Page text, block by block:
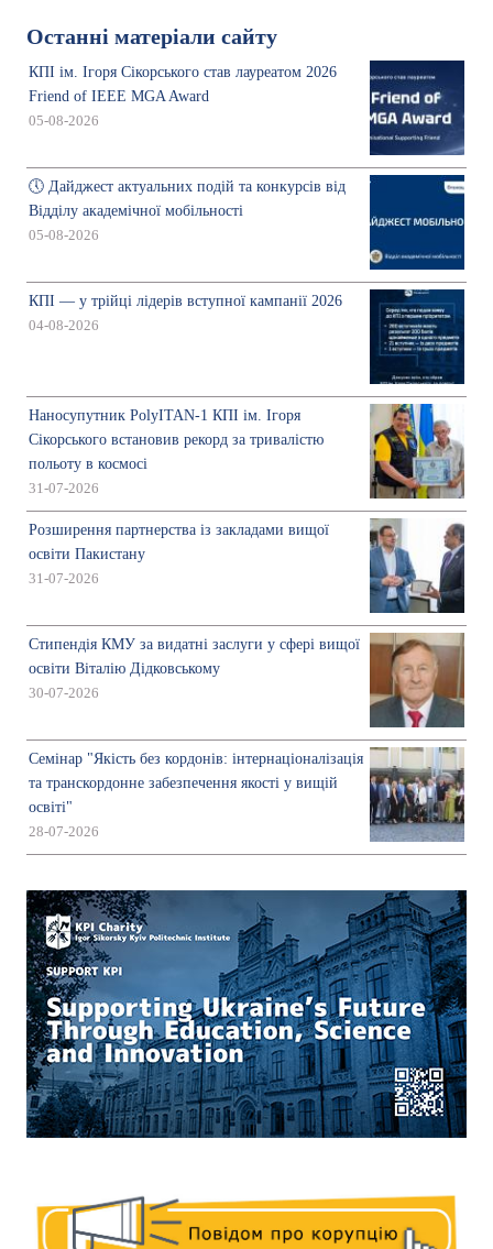
Останні матеріали сайту
КПІ ім. Ігоря Сікорського став лауреатом 2026
Friend of IEEE MGA Award
05-08-2026
🕔 Дайджест актуальних подій та конкурсів від
Відділу академічної мобільності
05-08-2026
КПІ — у трійці лідерів вступної кампанії 2026
04-08-2026
Наносупутник PolyITAN-1 КПІ ім. Ігоря
Сікорського встановив рекорд за тривалістю
польоту в космосі
31-07-2026
Розширення партнерства із закладами вищої
освіти Пакистану
31-07-2026
Стипендія КМУ за видатні заслуги у сфері вищої
освіти Віталію Дідковському
30-07-2026
Семінар "Якість без кордонів: інтернаціоналізація
та транскордонне забезпечення якості у вищій
освіті"
28-07-2026